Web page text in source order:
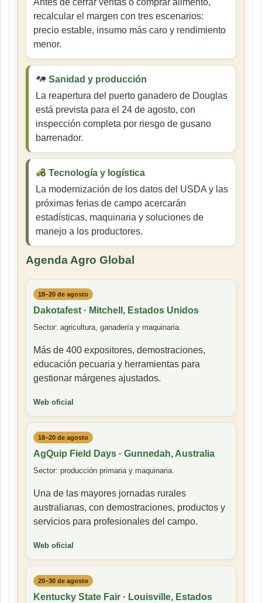
recalcular el margen con tres escenarios:
precio estable, insumo más caro y rendimiento
menor.
Sanidad y producción
La reapertura del puerto ganadero de Douglas
está prevista para el 24 de agosto, con
inspección completa por riesgo de gusano
barrenador.
Tecnología y logística
La modernización de los datos del USDA y las
próximas ferias de campo acercarán
estadísticas, maquinaria y soluciones de
manejo a los productores.
Agenda Agro Global
18–20 de agosto
Dakotafest · Mitchell, Estados Unidos
Sector: agricultura, ganadería y maquinaria.
Más de 400 expositores, demostraciones,
educación pecuaria y herramientas para
gestionar márgenes ajustados.
Web oficial
18–20 de agosto
AgQuip Field Days · Gunnedah, Australia
Sector: producción primaria y maquinaria.
Una de las mayores jornadas rurales
australianas, con demostraciones, productos y
servicios para profesionales del campo.
Web oficial
20–30 de agosto
Kentucky State Fair · Louisville, Estados